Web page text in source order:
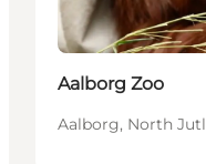
Aalborg Zoo
Aalborg, North